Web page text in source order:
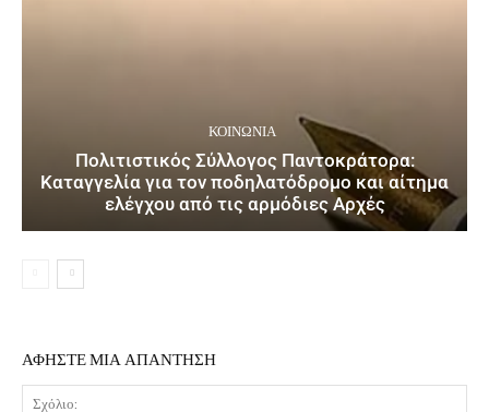
ΚΟΙΝΩΝΙΑ
Πολιτιστικός Σύλλογος Παντοκράτορα:
Καταγγελία για τον ποδηλατόδρομο και αίτημα
ελέγχου από τις αρμόδιες Αρχές
ΑΦΗΣΤΕ ΜΙΑ ΑΠΑΝΤΗΣΗ